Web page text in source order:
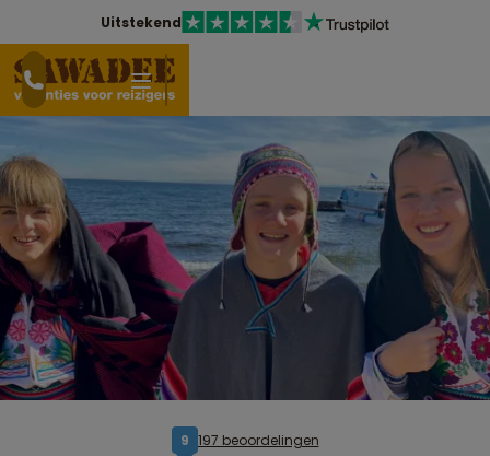
Uitstekend
9 197 beoordelingen